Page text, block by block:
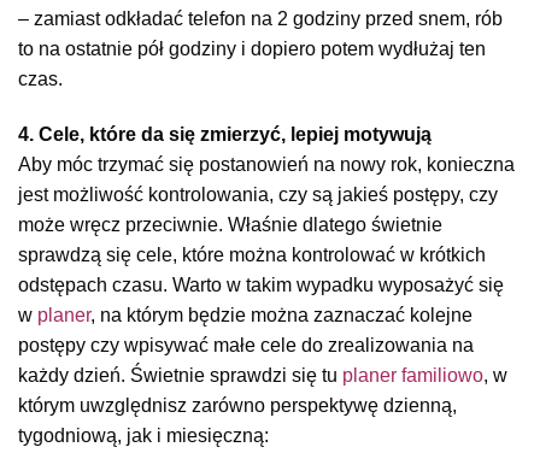
– zamiast odkładać telefon na 2 godziny przed snem, rób
to na ostatnie pół godziny i dopiero potem wydłużaj ten
czas.
4. Cele, które da się zmierzyć, lepiej motywują
Aby móc trzymać się postanowień na nowy rok, konieczna
jest możliwość kontrolowania, czy są jakieś postępy, czy
może wręcz przeciwnie. Właśnie dlatego świetnie
sprawdzą się cele, które można kontrolować w krótkich
odstępach czasu. Warto w takim wypadku wyposażyć się
w planer, na którym będzie można zaznaczać kolejne
postępy czy wpisywać małe cele do zrealizowania na
każdy dzień. Świetnie sprawdzi się tu planer familiowo, w
którym uwzględnisz zarówno perspektywę dzienną,
tygodniową, jak i miesięczną: